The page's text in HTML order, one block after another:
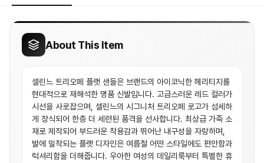
About This Item
셀린느 트리오페 플랫 샌들은 브랜드의 아이코닉한 헤리티지를
현대적으로 재해석한 명품 신발입니다. 고급스러운 레드 컬러가
시선을 사로잡으며, 셀린느의 시그니처 트리오페 로고가 섬세하
게 장식되어 한층 더 세련된 품격을 선사합니다. 최상급 가죽 소
재로 제작되어 부드러운 착용감과 뛰어난 내구성을 자랑하며,
발에 밀착되는 플랫 디자인은 여름철 어떤 스타일에도 편안함과
럭셔리함을 더해줍니다. 우아한 여성의 데일리룩부터 특별한 휴